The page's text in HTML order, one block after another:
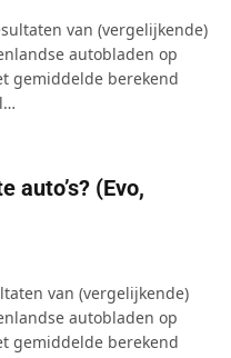
van (vergelijkende)
autobladen op
gemiddelde berekend
auto’s? (Evo,
van (vergelijkende)
autobladen op
gemiddelde berekend